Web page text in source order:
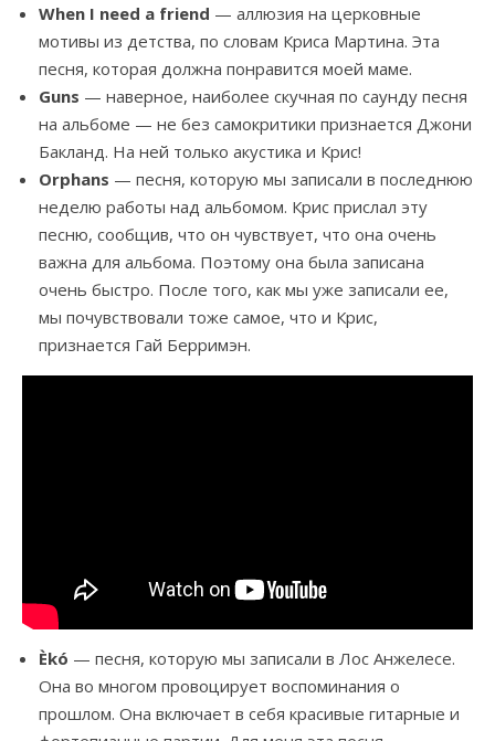
When I need a friend — аллюзия на церковные
мотивы из детства, по словам Криса Мартина. Эта
песня, которая должна понравится моей маме.
Guns — наверное, наиболее скучная по саунду песня
на альбоме — не без самокритики признается Джони
Бакланд. На ней только акустика и Крис!
Orphans — песня, которую мы записали в последнюю
неделю работы над альбомом. Крис прислал эту
песню, сообщив, что он чувствует, что она очень
важна для альбома. Поэтому она была записана
очень быстро. После того, как мы уже записали ее,
мы почувствовали тоже самое, что и Крис,
признается Гай Берримэн.
Èkó — песня, которую мы записали в Лос Анжелесе.
Она во многом провоцирует воспоминания о
прошлом. Она включает в себя красивые гитарные и